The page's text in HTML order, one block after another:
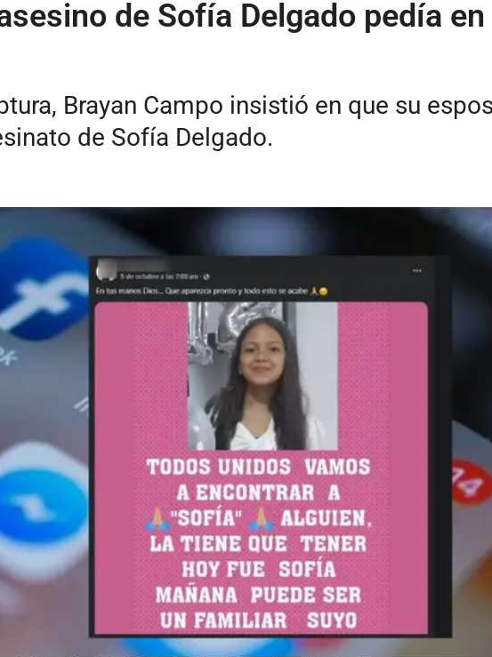
de Sofía Delgado pedía
Brayan Campo insistió en que su
de Sofía Delgado.